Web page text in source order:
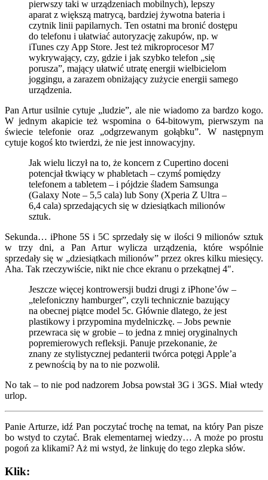
pierwszy taki w urządzeniach mobilnych), lepszy
aparat z większą matrycą, bardziej żywotna bateria i
czytnik linii papilarnych. Ten ostatni ma bronić dostępu
do telefonu i ułatwiać autoryzację zakupów, np. w
iTunes czy App Store. Jest też mikroprocesor M7
wykrywający, czy, gdzie i jak szybko telefon „się
porusza”, mający ułatwić utratę energii wielbicielom
joggingu, a zarazem obniżający zużycie energii samego
urządzenia.
Pan Artur usilnie cytuje „ludzie”, ale nie wiadomo za bardzo kogo.
W jednym akapicie też wspomina o 64-bitowym, pierwszym na
świecie telefonie oraz „odgrzewanym gołąbku”. W następnym
cytuje kogoś kto twierdzi, że nie jest innowacyjny.
Jak wielu liczył na to, że koncern z Cupertino doceni
potencjał tkwiący w phabletach – czymś pomiędzy
telefonem a tabletem – i pójdzie śladem Samsunga
(Galaxy Note – 5,5 cala) lub Sony (Xperia Z Ultra –
6,4 cala) sprzedających się w dziesiątkach milionów
sztuk.
Sekunda… iPhone 5S i 5C sprzedały się w ilości 9 milionów sztuk
w trzy dni, a Pan Artur wylicza urządzenia, które wspólnie
sprzedały się w „dziesiątkach milionów” przez okres kilku miesięcy.
Aha. Tak rzeczywiście, nikt nie chce ekranu o przekątnej 4″.
Jeszcze więcej kontrowersji budzi drugi z iPhone’ów –
„telefoniczny hamburger”, czyli technicznie bazujący
na obecnej piątce model 5c. Głównie dlatego, że jest
plastikowy i przypomina mydelniczkę. – Jobs pewnie
przewraca się w grobie – to jedna z mniej oryginalnych
popremierowych refleksji. Panuje przekonanie, że
znany ze stylistycznej pedanterii twórca potęgi Apple’a
z pewnością by na to nie pozwolił.
No tak – to nie pod nadzorem Jobsa powstał 3G i 3GS. Miał wtedy
urlop.
Panie Arturze, idź Pan poczytać trochę na temat, na który Pan pisze
bo wstyd to czytać. Brak elementarnej wiedzy… A może po prostu
pogoń za klikami? Aż mi wstyd, że linkuję do tego zlepka słów.
Klik: